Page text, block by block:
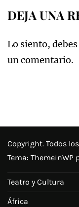
DEJA UNA
Lo siento,
un comentario.
Copyright. Todos
Tema: ThemeinWP
Teatro y Cultura
África